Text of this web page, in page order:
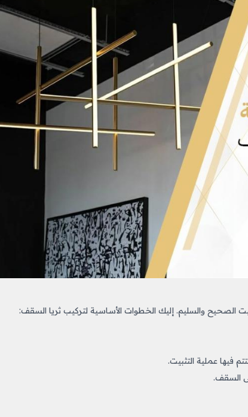
الصحيح والسليم. إليك الخطوات الأساسية لتركيب ثريا السقف:
فيها عملية التثبيت.
السقف.